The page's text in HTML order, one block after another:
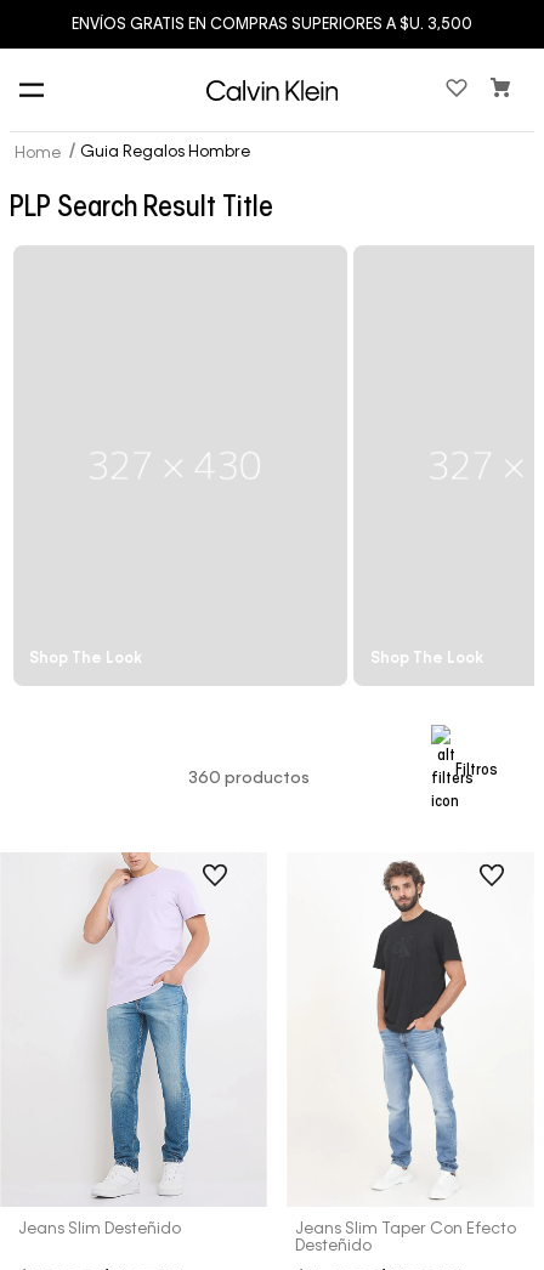
ENVÍOS GRATIS EN COMPRAS SUPERIORES A $U. 3,500
Guia Regalos Hombre
PLP Search Result Title
Shop The Look Shop The Look
360 productos
Filtros
Jeans Slim Desteñido
Jeans Slim Taper Con Efecto
Desteñido